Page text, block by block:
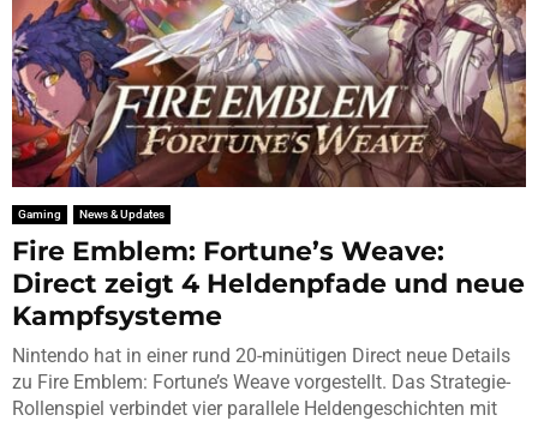
Gaming News & Updates
Fire Emblem: Fortune’s Weave:
Direct zeigt 4 Heldenpfade und neue
Kampfsysteme
Nintendo hat in einer rund 20-minütigen Direct neue Details
zu Fire Emblem: Fortune’s Weave vorgestellt. Das Strategie-
Rollenspiel verbindet vier parallele Heldengeschichten mit